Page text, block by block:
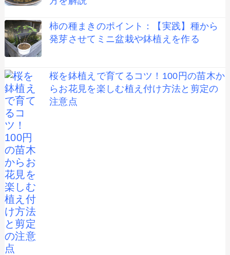
柿の種まきのポイント：【実践】種から
発芽させてミニ盆栽や鉢植えを作る
桜を鉢植えで育てるコツ！100円の苗木か
らお花見を楽しむ植え付け方法と剪定の
注意点